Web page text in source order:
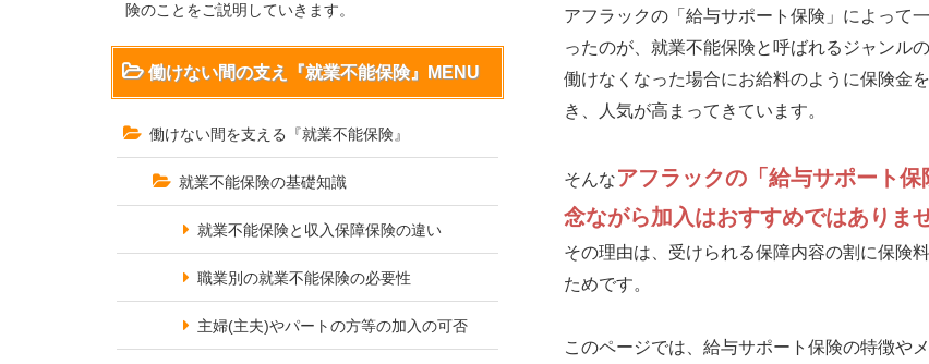
アフラックの「給与サポート保険」によって
ったのが、就業不能保険と呼ばれるジャンルの
働けなくなった場合にお給料のように保険金
き、人気が高まってきています。
そんなアフラックの「給与サポート
念ながら加入はおすすめではありませ
その理由は、受けられる保障内容の割に保険
ためです。
このページでは、給与サポート保険の特徴や
険のことをご説明していきます。
働けない間の支え『就業不能保険』MENU
働けない間を支える『就業不能保険』
就業不能保険の基礎知識
就業不能保険と収入保障保険の違い
職業別の就業不能保険の必要性
主婦(主夫)やパートの方等の加入の可否